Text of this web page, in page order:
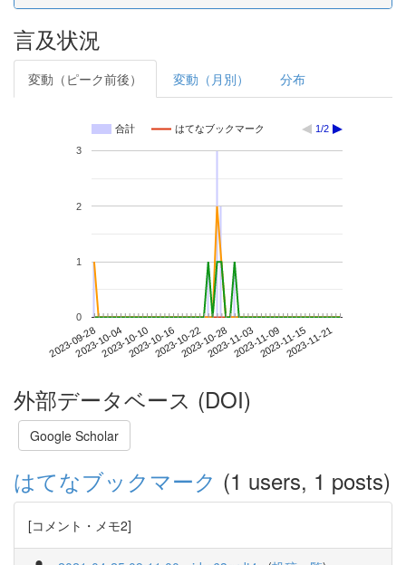
言及状況
変動（ピーク前後） 変動（月別） 分布
合計 はてなブックマーク 1/2
2023-09-282023-10-042023-10-102023-10-162023-10-222023-10-282023-11-032023-11-092023-11-152023-11-21
0
1
2
3
外部データベース (DOI)
Google Scholar
はてなブックマーク (1 users, 1 posts)
[コメント・メモ2]